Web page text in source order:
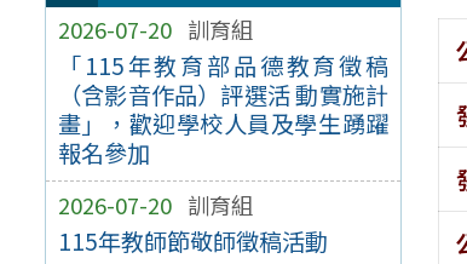
2026-07-20 訓育組
「115年教育部品德教育徵稿
（含影音作品）評選活 動實施計
畫」，歡迎學校人員及學生踴躍
報名參加
2026-07-20 訓育組
115年教師節敬師徵稿活動